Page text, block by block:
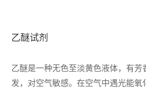
乙醚试剂
乙醚是一种无色至淡黄色液体，有
发，对空气敏感。在空气中遇光能